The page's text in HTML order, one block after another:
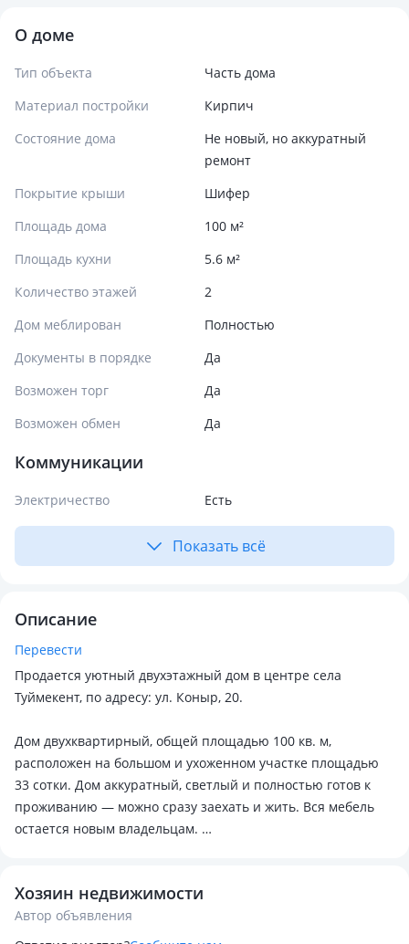
О доме
Тип объекта
Часть дома
Материал постройки
Кирпич
Состояние дома
Не новый, но аккуратный
ремонт
Покрытие крыши
Шифер
Площадь дома
100 м²
Площадь кухни
5.6 м²
Количество этажей
2
Дом меблирован
Полностью
Документы в порядке
Да
Возможен торг
Да
Возможен обмен
Да
Коммуникации
Электричество Есть
Показать всё
Описание
Перевести
Продается уютный двухэтажный дом в центре села
Туймекент, по адресу: ул. Коныр, 20.
Дом двухквартирный, общей площадью 100 кв. м,
расположен на большом и ухоженном участке площадью
33 сотки. Дом аккуратный, светлый и полностью готов к
проживанию — можно сразу заехать и жить. Вся мебель
остается новым владельцам.
санузел. На первом этаже находятся большой зал,
столовая, кухня и прихожая.
Хозяин недвижимости
Автор объявления